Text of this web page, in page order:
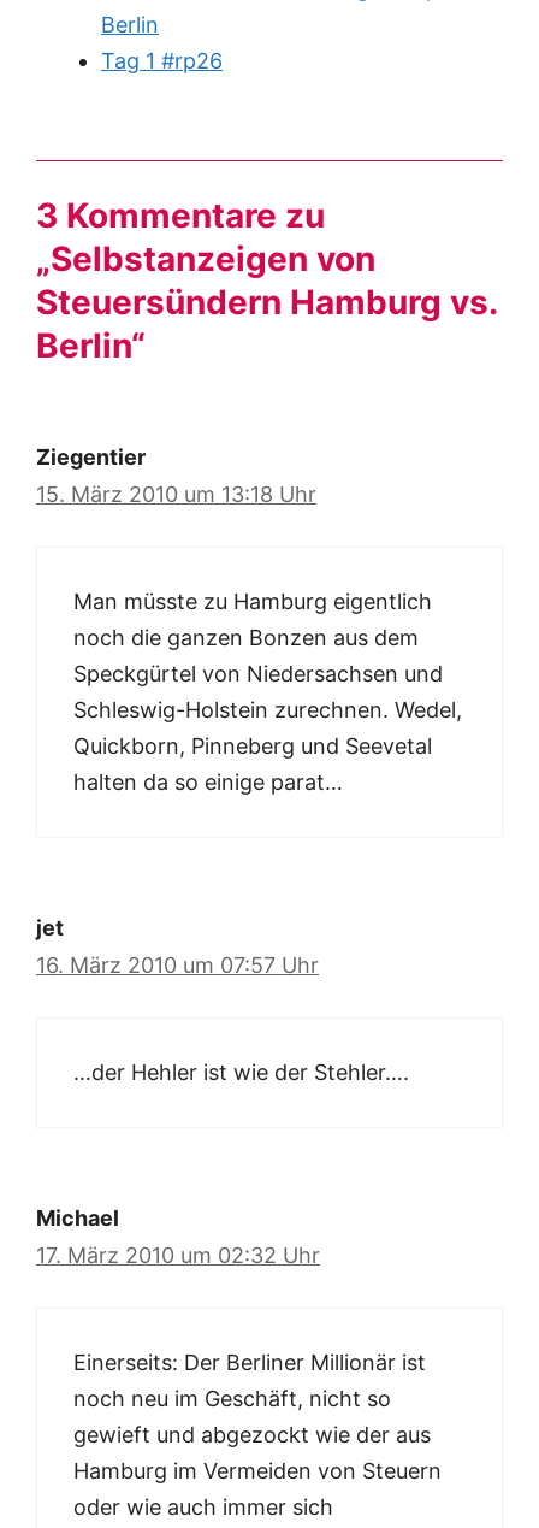
Berlin
Tag 1 #rp26
3 Kommentare zu
„Selbstanzeigen von
Steuersündern Hamburg vs.
Berlin“
Ziegentier
15. März 2010 um 13:18 Uhr
Man müsste zu Hamburg eigentlich
noch die ganzen Bonzen aus dem
Speckgürtel von Niedersachsen und
Schleswig-Holstein zurechnen. Wedel,
Quickborn, Pinneberg und Seevetal
halten da so einige parat…
jet
16. März 2010 um 07:57 Uhr
…der Hehler ist wie der Stehler….
Michael
17. März 2010 um 02:32 Uhr
Einerseits: Der Berliner Millionär ist
noch neu im Geschäft, nicht so
gewieft und abgezockt wie der aus
Hamburg im Vermeiden von Steuern
oder wie auch immer sich